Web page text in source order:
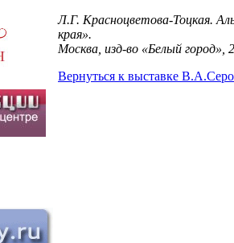
Л.Г. Красноцветова-Тоцкая.
края».
Москва, изд-во «Белый город»,
Вернуться к выставке